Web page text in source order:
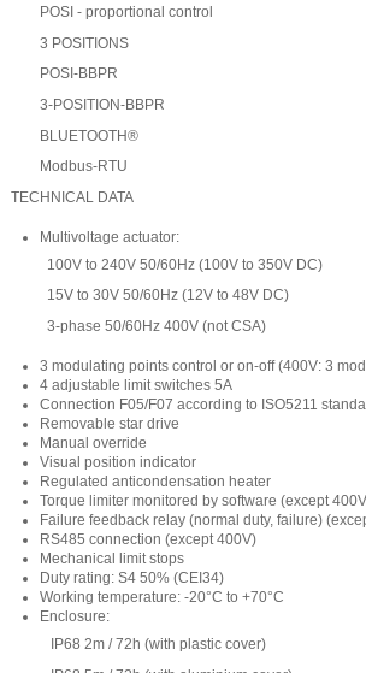
POSI - proportional control
3 POSITIONS
POSI-BBPR
3-POSITION-BBPR
BLUETOOTH®
Modbus-RTU
TECHNICAL DATA
Multivoltage actuator:
100V to 240V 50/60Hz (100V to 350V DC)
15V to 30V 50/60Hz (12V to 48V DC)
3-phase 50/60Hz 400V (not CSA)
3 modulating points control or on-off (400V: 3
4 adjustable limit switches 5A
Connection F05/F07 according to ISO5211
Removable star drive
Manual override
Visual position indicator
Regulated anticondensation heater
Torque limiter monitored by software (except
Failure feedback relay (normal duty, failure)
RS485 connection (except 400V)
Mechanical limit stops
Duty rating: S4 50% (CEI34)
Working temperature: -20°C to +70°C
Enclosure:
IP68 2m / 72h (with plastic cover)